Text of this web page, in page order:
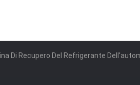
Di Recupero Del Refrigerante